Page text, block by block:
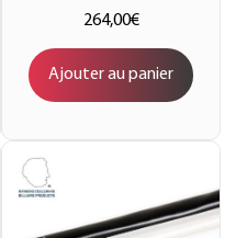
264,00€
Ajouter au panier